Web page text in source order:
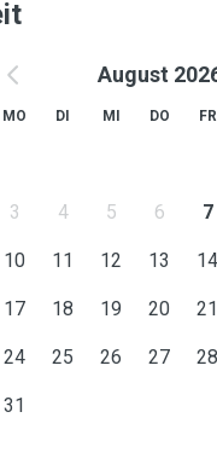
August
MO DI MI DO FR
3 4 5 6 7
10 11 12 13 14
17 18 19 20 21
24 25 26 27 28
31